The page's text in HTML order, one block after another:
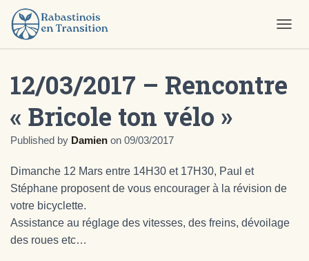
U
I
R
12/03/2017 – Rencontre
« Bricole ton vélo »
Published by Damien on 09/03/2017
Dimanche 12 Mars entre 14H30 et 17H30, Paul et
Stéphane proposent de vous encourager à la révision de
votre bicyclette.
Assistance au réglage des vitesses, des freins, dévoilage
des roues etc…